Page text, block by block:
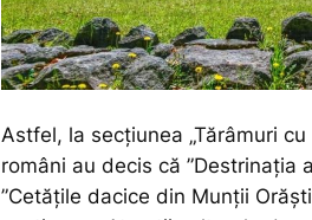
Astfel, la secțiunea „Tărâmuri
români au decis că ”Destrinația
”Cetățile dacice din Munții